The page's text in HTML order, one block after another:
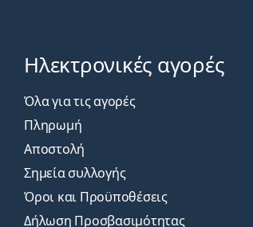
Ηλεκτρονικές αγορές
Όλα για τις αγορές
Πληρωμή
Αποστολή
Σημεία συλλογής
Όροι και Προϋποθέσεις
Δήλωση Προσβασιμότητας